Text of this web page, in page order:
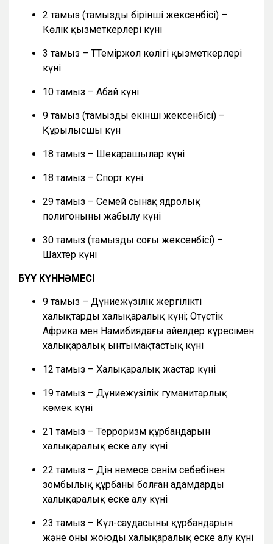
2 тамыз (тамыздың бірінші жексенбісі) –
Көлік қызметкерлері күні
3 тамыз – ТТеміржол көлігі қызметкерлері
күні
10 тамыз – Абай күні
9 тамыз (тамыздың екінші жексенбісі) –
Құрылысшы күн
18 тамыз – Шекарашылар күні
18 тамыз – Спорт күні
29 тамыз – Семей сынақ ядролық
полигонының жабылу күні
30 тамыз (тамыздың соңғы жексенбісі) –
Шахтер күні
БҰҰ КҮННӘМЕСІ
9 тамыз – Дүниежүзілік жергілікті
халықтардың халықаралық күні; Оңтүстік
Африка мен Намибиядағы әйелдер күресімен
халықаралық ынтымақтастық күні
12 тамыз – Халықаралық жастар күні
19 тамыз – Дүниежүзілік гуманитарлық
көмек күні
21 тамыз – Терроризм құрбандарын
халықаралық еске алу күні
22 тамыз – Дін немесе сенім себебінен
зомбылық құрбаны болған адамдарды
халықаралық еске алу күні
23 тамыз – Күл-саудасының құрбандарын
және оны жоюды халықаралық еске алу күні